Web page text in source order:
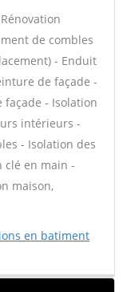
de combles
- Enduit
de façade -
- Isolation
intérieurs -
- Isolation des
clé en main -
maison,
en batiment